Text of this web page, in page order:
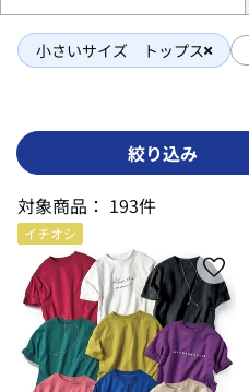
小さいサイズ トップス
絞り込み
対象商品： 193件
イチオシ